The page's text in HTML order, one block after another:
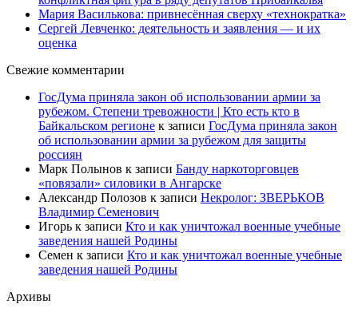
Мария Василькова: привнесённая сверху «технократка»
Сергей Левченко: деятельность и заявления — и их
оценка
Свежие комментарии
ГосДума приняла закон об использовании армии за
рубежом. Степени тревожности | Кто есть кто в
Байкальском регионе к записи ГосДума приняла закон
об использовании армии за рубежом для защиты
россиян
Марк Полынов к записи Банду наркоторговцев
«повязали» силовики в Ангарске
Александр Полозов к записи Некролог: ЗВЕРЬКОВ
Владимир Семенович
Игорь к записи Кто и как уничтожал военные учебные
заведения нашей Родины
Семен к записи Кто и как уничтожал военные учебные
заведения нашей Родины
Архивы